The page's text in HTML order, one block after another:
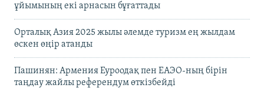
ұйымының екі арнасын бұғаттады
Орталық Азия 2025 жылы әлемде туризм ең жылдам
өскен өңір атанды
Пашинян: Армения Еуроодақ пен ЕАЭО-ның бірін
таңдау жайлы референдум өткізбейді